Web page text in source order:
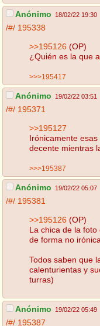
Anónimo 18/02/22 19:30
/#/ 195338
>>195126 (OP)
¿Quién es la que
>>>195417
Anónimo 19/02/22 03:51
/#/ 195371
>>195127
Irónicamente
decente mientras
>>>195387
Anónimo 19/02/22 05:07
/#/ 195381
>>195126 (OP)
La chica de la
de forma no irónica
Todos saben que
calenturientas y
turras)
Anónimo 19/02/22 05:49
/#/ 195387